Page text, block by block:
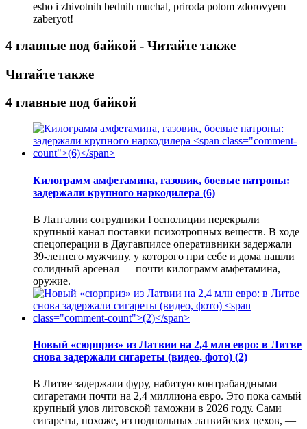
esho i zhivotnih bednih muchal, priroda potom zdorovyem
zaberyot!
4 главные под байкой - Читайте также
Читайте также
4 главные под байкой
Килограмм амфетамина, газовик, боевые патроны:
задержали крупного наркодилера (6)
В Латгалии сотрудники Госполиции перекрыли
крупный канал поставки психотропных веществ. В ходе
спецоперации в Даугавпилсе оперативники задержали
39-летнего мужчину, у которого при себе и дома нашли
солидный арсенал — почти килограмм амфетамина,
оружие.
Новый «сюрприз» из Латвии на 2,4 млн евро: в Литве
снова задержали сигареты (видео, фото) (2)
В Литве задержали фуру, набитую контрабандными
сигаретами почти на 2,4 миллиона евро. Это пока самый
крупный улов литовской таможни в 2026 году. Сами
сигареты, похоже, из подпольных латвийских цехов, —